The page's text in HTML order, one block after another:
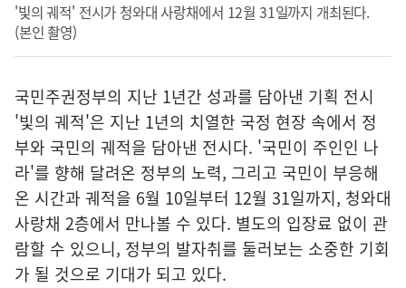
'빛의 궤적' 전시가 청와대 사랑채에서 12월 31일까지 개최된다.
(본인 촬영)
국민주권정부의 지난 1년간 성과를 담아낸 기획 전시
'빛의 궤적'은 지난 1년의 치열한 국정 현장 속에서 정
부와 국민의 궤적을 담아낸 전시다. '국민이 주인인 나
라'를 향해 달려온 정부의 노력, 그리고 국민이 부응해
온 시간과 궤적을 6월 10일부터 12월 31일까지, 청와대
사랑채 2층에서 만나볼 수 있다. 별도의 입장료 없이 관
람할 수 있으니, 정부의 발자취를 둘러보는 소중한 기회
가 될 것으로 기대가 되고 있다.